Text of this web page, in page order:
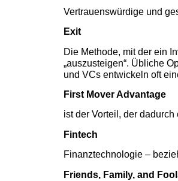
Vertrauenswürdige und
Exit
Die Methode, mit der ein
„auszusteigen“. Übliche
und VCs entwickeln oft
First Mover Advantage
ist der Vorteil, der dadurch
Fintech
Finanztechnologie –
Friends, Family, and